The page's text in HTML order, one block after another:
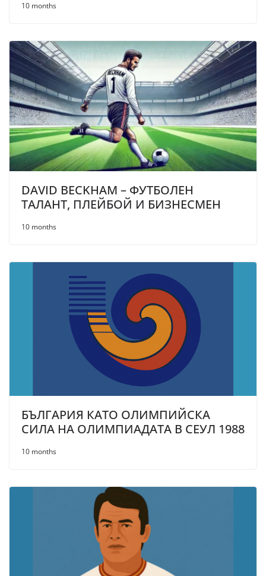
10 months
DAVID BECKHAM – ФУТБОЛЕН
ТАЛАНТ, ПЛЕЙБОЙ И БИЗНЕСМЕН
10 months
БЪЛГАРИЯ КАТО ОЛИМПИЙСКА
СИЛА НА ОЛИМПИАДАТА В СЕУЛ 1988
10 months